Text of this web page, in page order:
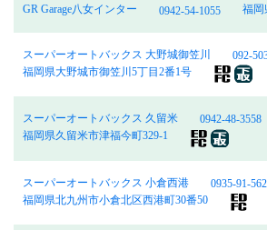
GR Garage八女インター 0942-54-1055 福岡
スーパーオートバックス 大野城御笠川
092-
福岡県大野城市御笠川5丁目2番1号
スーパーオートバックス 久留米
0942-48-3558
福岡県久留米市津福今町329-1
スーパーオートバックス 小倉西港
0935-91-
福岡県北九州市小倉北区西港町30番50